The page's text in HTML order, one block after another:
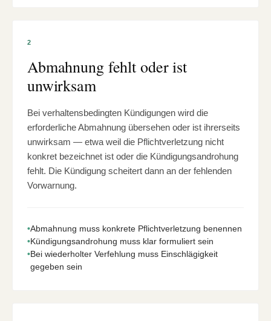
2
Abmahnung fehlt oder ist
unwirksam
Bei verhaltensbedingten Kündigungen wird die
erforderliche Abmahnung übersehen oder ist ihrerseits
unwirksam — etwa weil die Pflichtverletzung nicht
konkret bezeichnet ist oder die Kündigungsandrohung
fehlt. Die Kündigung scheitert dann an der fehlenden
Vorwarnung.
•Abmahnung muss konkrete Pflichtverletzung benennen
•Kündigungsandrohung muss klar formuliert sein
•Bei wiederholter Verfehlung muss Einschlägigkeit
gegeben sein